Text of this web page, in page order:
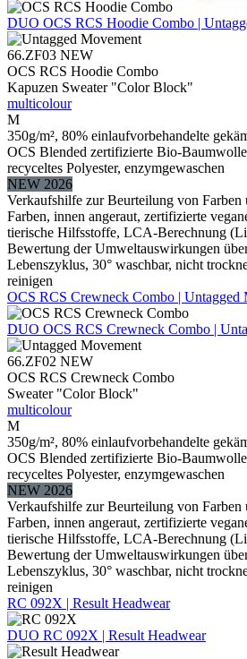
DUO OCS RCS Hoodie Combo |
66.ZF03 NEW
OCS RCS Hoodie Combo
Kapuzen Sweater "Color Block"
multicolour
M
350g/m², 80% einlaufvorbehandelte
OCS Blended zertifizierte Bio-
recyceltes Polyester, enzymgewaschen
NEW 2026
Verkaufshilfe zur Beurteilung von Farben
Farben, innen angeraut, zertifizierte
tierische Hilfsstoffe, LCA-Berechnung
Bewertung der Umweltauswirkungen
Lebenszyklus, 30° waschbar, nicht
reinigen
OCS RCS Crewneck Combo | Untagged
DUO OCS RCS Crewneck Combo |
66.ZF02 NEW
OCS RCS Crewneck Combo
Sweater "Color Block"
multicolour
M
350g/m², 80% einlaufvorbehandelte
OCS Blended zertifizierte Bio-
recyceltes Polyester, enzymgewaschen
NEW 2026
Verkaufshilfe zur Beurteilung von Farben
Farben, innen angeraut, zertifizierte
tierische Hilfsstoffe, LCA-Berechnung
Bewertung der Umweltauswirkungen
Lebenszyklus, 30° waschbar, nicht
reinigen
RC 092X | Result Headwear
DUO RC 092X | Result Headwear